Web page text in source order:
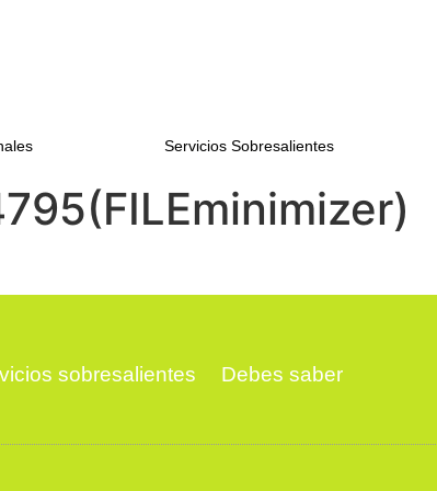
Servicios Sobresalientes
sobresalientes Debes saber